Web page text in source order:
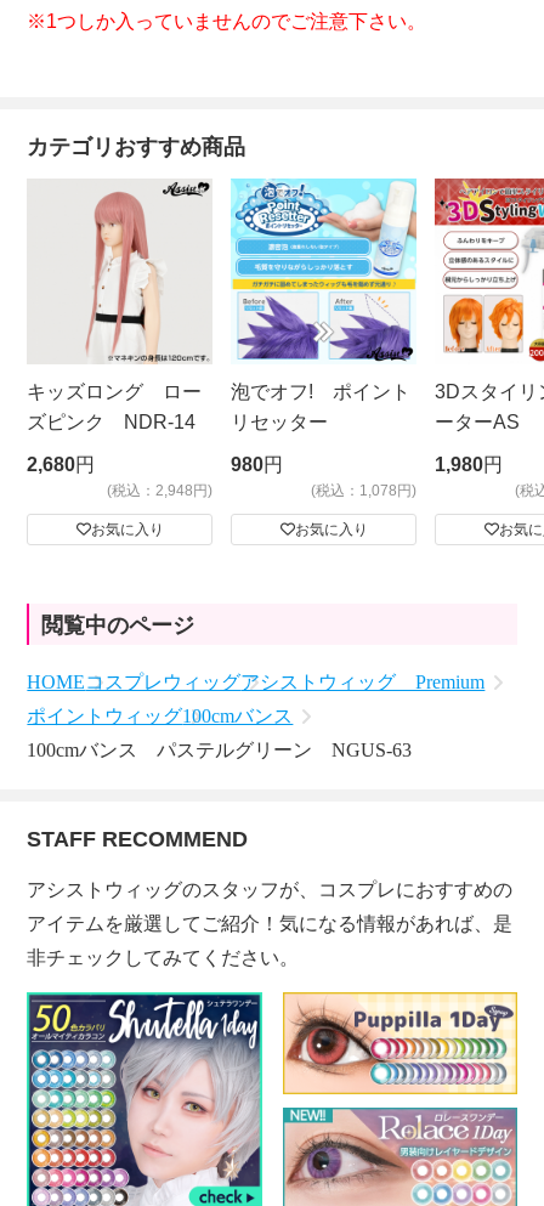
※1つしか入っていませんのでご注意下さい。
カテゴリおすすめ商品
キッズロング ロー
ズピンク NDR-14
2,680円
(税込：2,948円)
お気に入り
泡でオフ! ポイント
リセッター
980円
(税込：1,078円)
お気に入り
3Dスタイリ
ーターAS
ビッグサイ
1,980円
(税
お気
閲覧中のページ
HOMEコスプレウィッグアシストウィッグ Premium
ポイントウィッグ100cmバンス
100cmバンス パステルグリーン NGUS-63
STAFF RECOMMEND
アシストウィッグのスタッフが、コスプレにおすすめの
アイテムを厳選してご紹介！気になる情報があれば、是
非チェックしてみてください。